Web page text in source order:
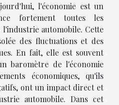
l'économie est un
fortement toutes les
automobile. Cette
des fluctuations et des
En fait, elle est souvent
baromètre de l'économie
économiques, qu'ils
ont un impact direct et
automobile. Dans cet